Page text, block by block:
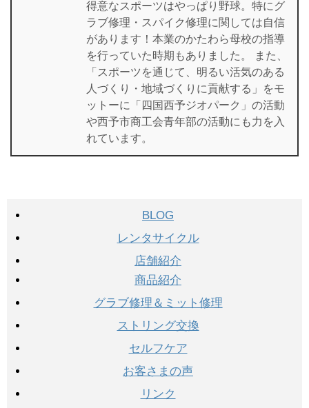
得意なスポーツはやっぱり野球。特にグ
ラブ修理・スパイク修理に関しては自信
があります！本業のかたわら母校の指導
を行っていた時期もありました。 また、
「スポーツを通じて、明るい活気のある
人づくり・地域づくりに貢献する」をモ
ットーに「四国西予ジオパーク」の活動
や西予市商工会青年部の活動にも力を入
れています。
BLOG
レンタサイクル
店舗紹介
商品紹介
グラブ修理＆ミット修理
ストリング交換
セルフケア
お客さまの声
リンク